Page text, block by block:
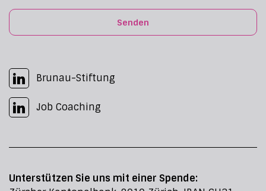
Senden
Brunau-Stiftung
Job Coaching
Unterstützen Sie uns mit einer Spende: